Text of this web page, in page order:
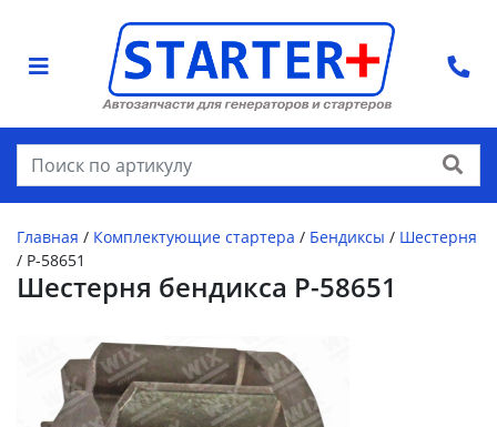
Найти
Главная / Комплектующие стартера / Бендиксы / Шестерня
/ P-58651
Шестерня бендикса P-58651